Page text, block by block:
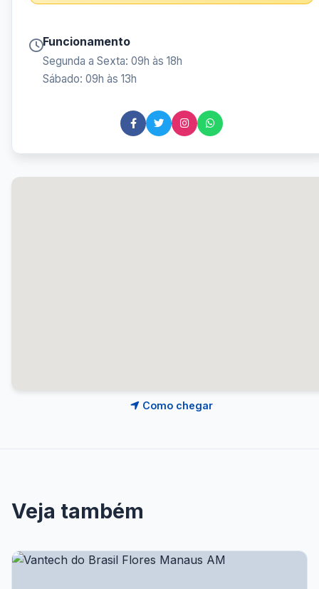
Funcionamento
Segunda a Sexta: 09h às 18h
Sábado: 09h às 13h
Como chegar
Veja também